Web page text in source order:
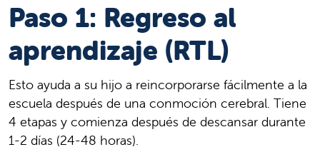
Paso 1: Regreso al
aprendizaje (RTL)
Esto ayuda a su hijo a reincorporarse fácilmente a la
escuela después de una conmoción cerebral. Tiene
4 etapas y comienza después de descansar durante
1-2 días (24-48 horas).